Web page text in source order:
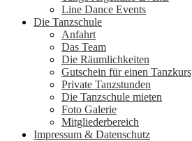
Line Dance Events
Die Tanzschule
Anfahrt
Das Team
Die Räumlichkeiten
Gutschein für einen Tanzkurs
Private Tanzstunden
Die Tanzschule mieten
Foto Galerie
Mitgliederbereich
Impressum & Datenschutz